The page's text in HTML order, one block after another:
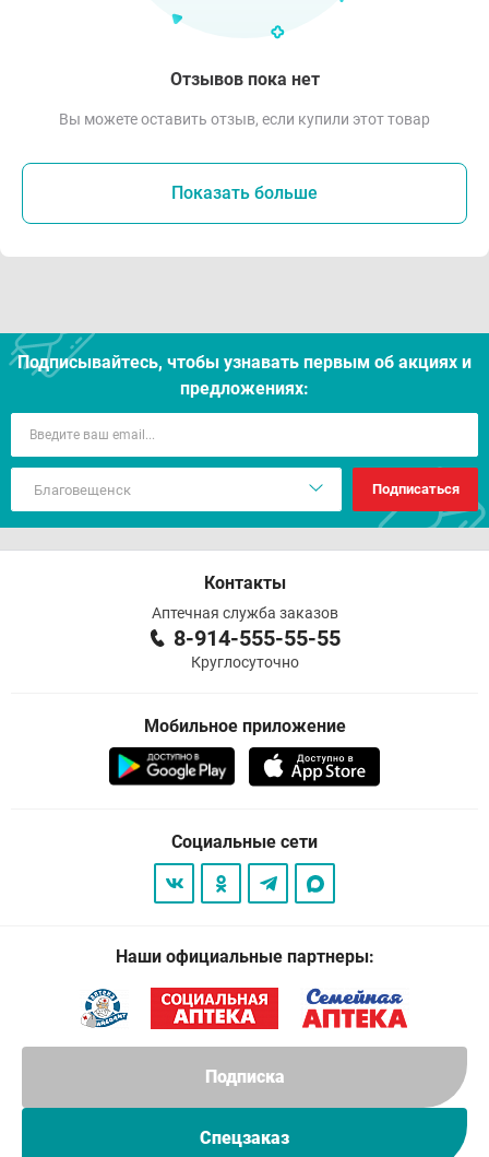
Подписка
Спецзаказ
Отзывов пока нет
Вы можете оставить отзыв, если купили этот товар
Показать больше
Подписывайтесь, чтобы узнавать первым об акцияx и
предложениях:
Подписаться
Контакты
Аптечная служба заказов
8-914-555-55-55
Круглосуточно
Мобильное приложение
Социальные сети
Наши официальные партнеры: